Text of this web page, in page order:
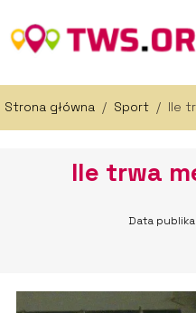
Strona główna / Sport / Ile
Ile trwa
Data